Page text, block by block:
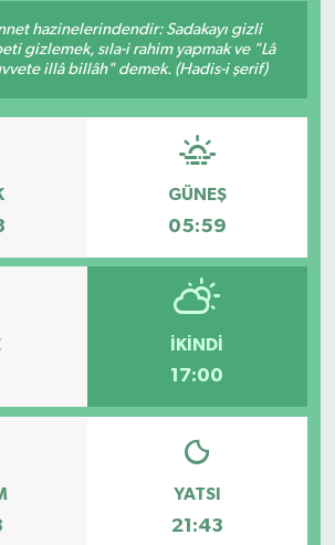
hazinelerindendir: Sadakayı gizli
gizlemek, sıla-i rahim yapmak ve "Lâ
illâ billâh" demek. (Hadis-i şerif)
GÜNEŞ
05:59
İKINDI
17:00
YATSI
21:43